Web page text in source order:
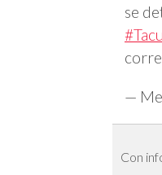
se
—
Con